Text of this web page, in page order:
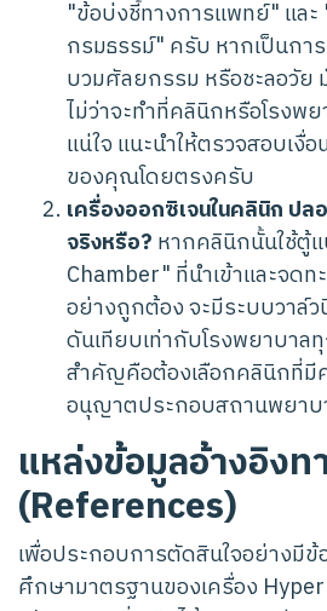
"ข้อบ่งชี้ทางการแพทย์" และ
กรมธรรม์" ครับ หากเป็นกา
บวมศัลยกรรม หรือชะลอวัย
ไม่ว่าจะทำที่คลินิกหรือโรงพ
แน่ใจ แนะนำให้ตรวจสอบเ
ของคุณโดยตรงครับ
เครื่องออกซิเจนในคลินิก ป
จริงหรือ? หากคลินิกนั้นใช้ตู้
Chamber" ที่นำเข้าและจด
อย่างถูกต้อง จะมีระบบวาล์
ดันเทียบเท่ากับโรงพยาบาล
สำคัญคือต้องเลือกคลินิกที่มี
อนุญาตประกอบสถานพยา
แหล่งข้อมูลอ้างอิง
(References)
เพื่อประกอบการตัดสินใจอย่างมี
ศึกษามาตรฐานของเครื่อง